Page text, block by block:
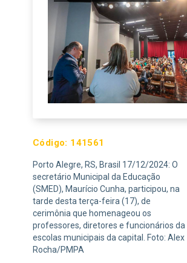
Código: 141561
Porto Alegre, RS, Brasil 17/12/2024: O
secretário Municipal da Educação
(SMED), Maurício Cunha, participou, na
tarde desta terça-feira (17), de
cerimônia que homenageou os
professores, diretores e funcionários da
escolas municipais da capital. Foto: Alex
Rocha/PMPA